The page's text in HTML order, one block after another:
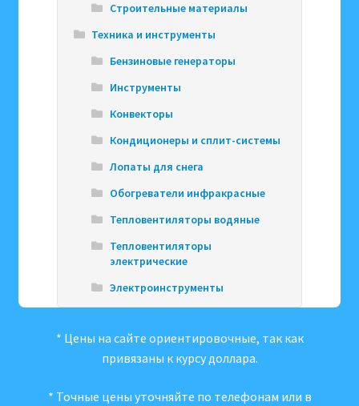
Строительные материалы
Техника и инструменты
Бензиновые генераторы
Инструменты
Конвекторы
Кондиционеры и сплит-системы
Лопаты для снега
Обогреватели инфракрасные
Тепловентиляторы водяные
Тепловентиляторы
электрические
Электроинструменты
* Цены на сайте ориентировочные, так как
привязаны к курсу доллара.
* Точные цены уточняйте по телефонам или в